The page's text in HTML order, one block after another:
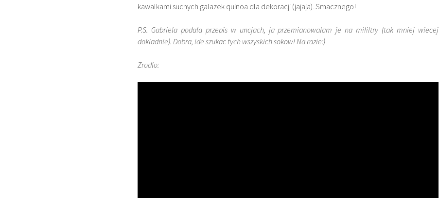
kawalkami suchych galazek quinoa dla dekoracji (jajaja). Smacznego!
P.S. Gabriela podala przepis w uncjach, ja przemianowalam je na mililtry (tak mniej wiecej
dokladnie). Dobra, ide szukac tych wszyskich sokow! Na razie:)
Zrodlo: